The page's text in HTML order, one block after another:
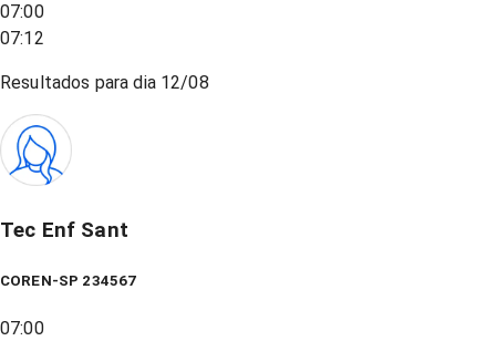
07:00
07:12
Resultados para dia 12/08
Tec Enf Sant
COREN-SP 234567
07:00